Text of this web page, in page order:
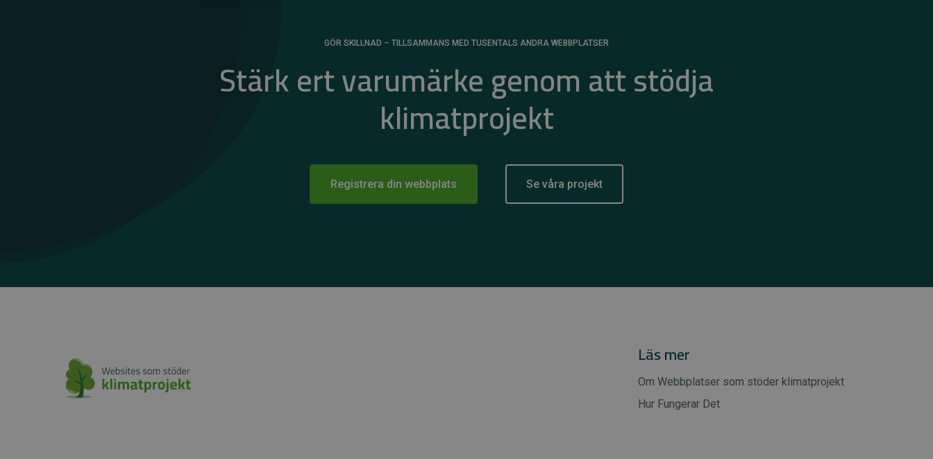
GÖR SKILLNAD – TILLSAMMANS MED TUSENTALS ANDRA WEBBPLATSER
Stärk ert varumärke genom att stödja
klimatprojekt
Registrera din webbplats Se våra projekt
Läs mer
Om Webbplatser som stöder klimatprojekt
Hur Fungerar Det